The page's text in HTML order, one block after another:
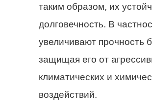
таким образом, их
долговечность. В
увеличивают прочность
защищая его от
климатических и
воздействий.